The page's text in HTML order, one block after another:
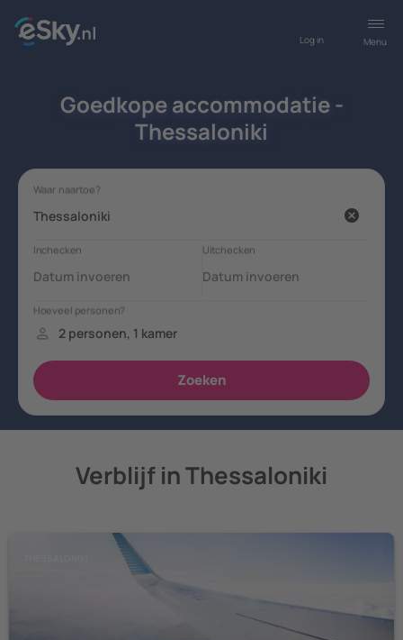
Menu
Log in
Goedkope accommodatie -
Thessaloniki
Verblijf in Thessaloniki